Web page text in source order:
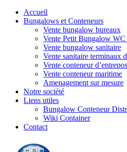
Accueil
Bungalows et Conteneurs
Vente bungalow bureaux
Vente Petit Bungalow
Vente bungalow sanitaire
Vente sanitaire terminaux
Vente conteneur
Vente conteneur maritime
Amenagement sur mesure
Notre société
Liens utiles
Bungalow Conteneur
Wiki Container
Contact